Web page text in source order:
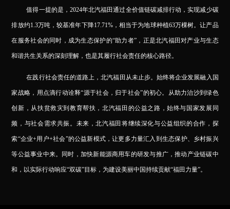
值得一提的是，2024年北汽福田通过全价值链碳减排行动，实现减少碳
排放约1.3万吨，较基准年下降17.71%，相当于为地球种植63万棵树。让产品
在服务社会的同时，成为生态保护的“助力者”，正是北汽福田对产业与生态
和谐共生关系的深刻理解，也是其履行社会责任的核心路径。
在践行社会责任的道路上，北汽福田从未止步。始终将企业发展融入国
家战略，用点滴行动诠释“源于社会，归于社会”的初心。 从助力治沙到绿色
创新，从扶贫救灾到教育帮扶，北汽福田的公益之路，始终与国家发展同
频，与社会需求共振。未来，北汽福田将继续深化与公益组织的合作，探
索“企业+用户+社会”的公益新模式，让更多力量汇入到生态保护、乡村振兴
等公益事业中来。同时，加快新能源商用车的研发与推广，推动产业链碳中
和，以实际行动响应“双碳”目标，为建设美丽中国持续贡献“福田力量”。